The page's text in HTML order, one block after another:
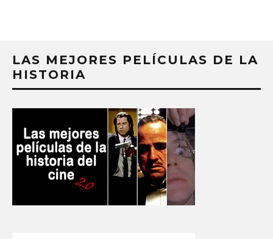
LAS MEJORES PELÍCULAS DE LA
HISTORIA